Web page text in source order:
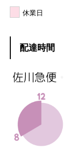
休業日
配達時間